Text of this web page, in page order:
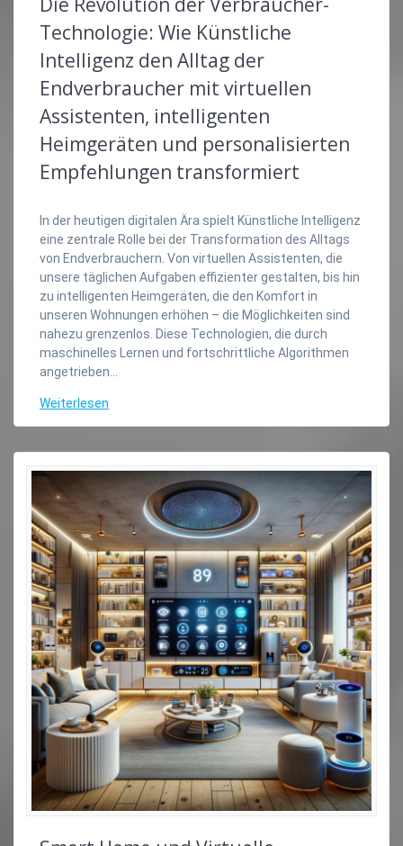
Technologie: Wie Künstliche
Intelligenz den Alltag der
Endverbraucher mit virtuellen
Assistenten, intelligenten
Heimgeräten und personalisierten
Empfehlungen transformiert
In der heutigen digitalen Ära spielt Künstliche Intelligenz
eine zentrale Rolle bei der Transformation des Alltags
von Endverbrauchern. Von virtuellen Assistenten, die
unsere täglichen Aufgaben effizienter gestalten, bis hin
zu intelligenten Heimgeräten, die den Komfort in
unseren Wohnungen erhöhen – die Möglichkeiten sind
nahezu grenzenlos. Diese Technologien, die durch
maschinelles Lernen und fortschrittliche Algorithmen
angetrieben…
Weiterlesen